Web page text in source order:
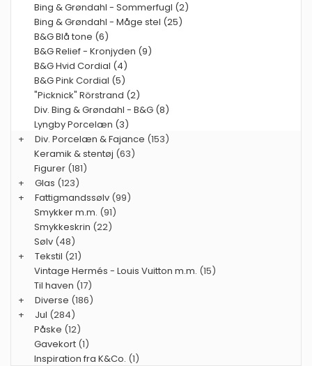
Bing & Grøndahl - Sommerfugl (2)
Bing & Grøndahl - Måge stel (25)
B&G Blå tone (6)
B&G Relief - Kronjyden (9)
B&G Hvid Cordial (4)
B&G Pink Cordial (5)
"Picknick" Rörstrand (2)
Div. Bing & Grøndahl - B&G (8)
Lyngby Porcelæn (3)
+
Div. Porcelæn & Fajance (153)
Keramik & stentøj (63)
Figurer (181)
+
Glas (123)
+
Fattigmandssølv (99)
Smykker m.m. (91)
Smykkeskrin (22)
Sølv (48)
+
Tekstil (21)
Vintage Hermés - Louis Vuitton m.m. (15)
Til haven (17)
+
Diverse (186)
+
Jul (284)
Påske (12)
Gavekort (1)
Inspiration fra K&Co. (1)